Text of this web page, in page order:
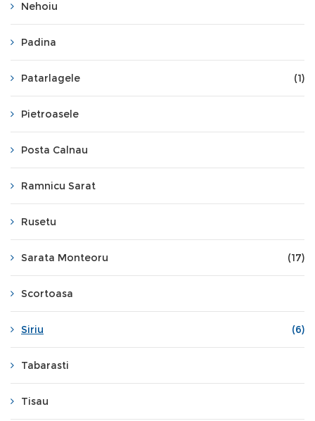
Nehoiu
Padina
Patarlagele (1)
Pietroasele
Posta Calnau
Ramnicu Sarat
Rusetu
Sarata Monteoru (17)
Scortoasa
Siriu (6)
Tabarasti
Tisau